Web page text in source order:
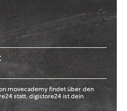
movecademy findet über den
statt. digistore24 ist dein